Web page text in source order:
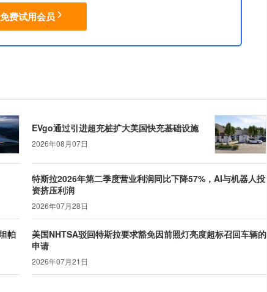
费试用会员
EVgo通过引进超充桩扩大美国快充基础设施
2026年08月07日
特斯拉2026年第二季度营业利润同比下降57%，AI与机器人投
资挤压利润
2026年07月28日
帕
美国NHTSA驳回特斯拉要求豁免因前照灯亮度超标召回车辆的
申请
2026年07月21日